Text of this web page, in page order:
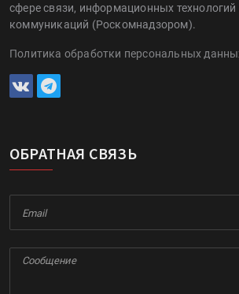
сфере связи, информационных
коммуникаций (Роскомнадзором).
Политика обработки персональных
ОБРАТНАЯ СВЯЗЬ